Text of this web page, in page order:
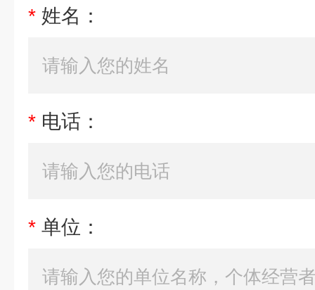
* 姓名：
* 电话：
* 单位：